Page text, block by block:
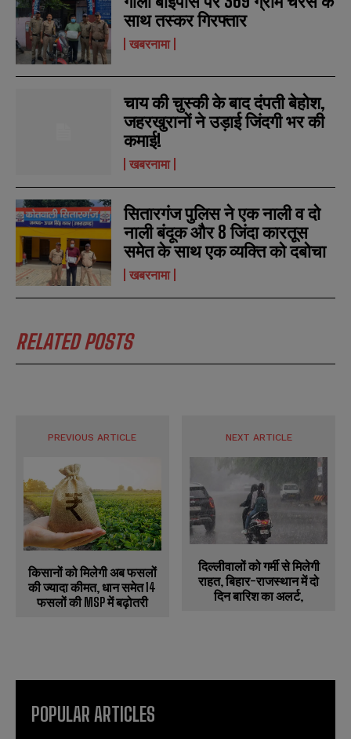
साथ तस्कर गिरफ्तार
खबरनामा
चाय की चुस्की के बाद दंपती बेहोश,
जहरखुरानों ने उड़ाई जिंदगी भर की
कमाई!
खबरनामा
सितारगंज पुलिस ने एक नाली व दो
नाली बंदूक और 8 जिंदा कारतूस
समेत के साथ एक व्यक्ति को दबोचा
खबरनामा
RELATED POSTS
PREVIOUS ARTICLE
किसानों को मिलेगी अब फसलों
की ज्यादा कीमत, धान समेत 14
फसलों की MSP में बढ़ोतरी
NEXT ARTICLE
दिल्लीवालों को गर्मी से मिलेगी
राहत, बिहार-राजस्थान में दो
दिन बारिश का अलर्ट,
POPULAR ARTICLES